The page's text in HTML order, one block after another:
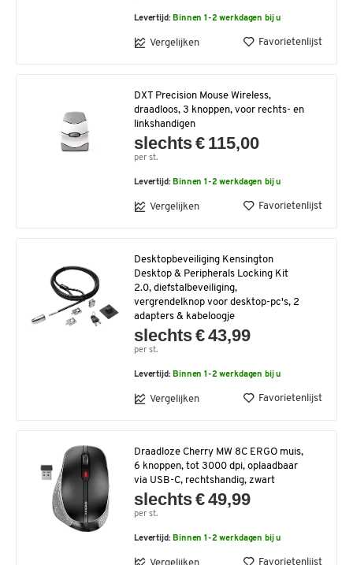
Levertijd: Binnen 1-2 werkdagen bij u
Vergelijken Favorietenlijst
DXT Precision Mouse Wireless,
draadloos, 3 knoppen, voor rechts- en
linkshandigen
slechts € 115,00
per st.
Levertijd: Binnen 1-2 werkdagen bij u
Vergelijken Favorietenlijst
Desktopbeveiliging Kensington
Desktop & Peripherals Locking Kit
2.0, diefstalbeveiliging,
vergrendelknop voor desktop-pc's, 2
adapters & kabeloogje
slechts € 43,99
per st.
Levertijd: Binnen 1-2 werkdagen bij u
Vergelijken Favorietenlijst
Draadloze Cherry MW 8C ERGO muis,
6 knoppen, tot 3000 dpi, oplaadbaar
via USB-C, rechtshandig, zwart
slechts € 49,99
per st.
Levertijd: Binnen 1-2 werkdagen bij u
Vergelijken Favorietenlijst